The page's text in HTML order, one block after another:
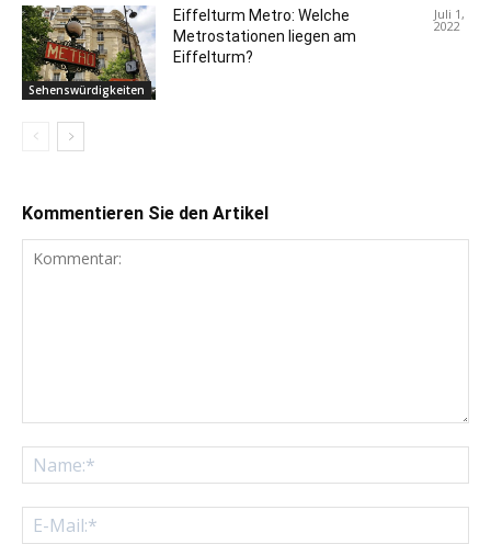
Sehenswürdigkeiten
Eiffelturm Metro: Welche
Metrostationen liegen am
Eiffelturm?
Juli 1,
2022
Kommentieren Sie den Artikel